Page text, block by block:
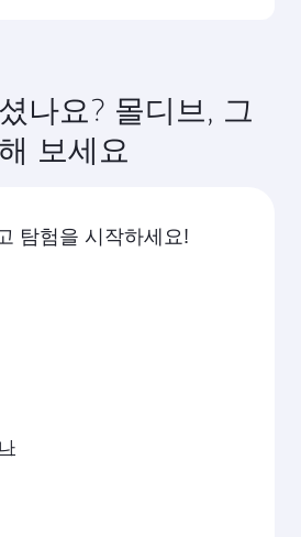
석 등급별 잔여 좌석 상황에 따라
나요? 몰디브, 그
보세요
탐험을 시작하세요!